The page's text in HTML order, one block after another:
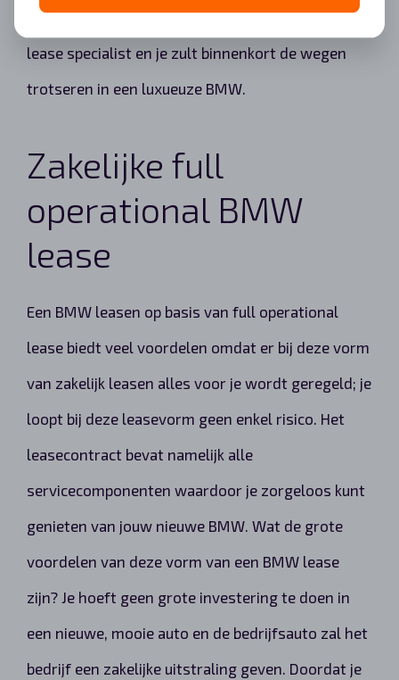
leasen? Neem dan contact op met onze BMW
lease specialist en je zult binnenkort de wegen
trotseren in een luxueuze BMW.
Zakelijke full
operational BMW
lease
Een BMW leasen op basis van full operational
lease biedt veel voordelen omdat er bij deze vorm
van zakelijk leasen alles voor je wordt geregeld; je
loopt bij deze leasevorm geen enkel risico. Het
leasecontract bevat namelijk alle
servicecomponenten waardoor je zorgeloos kunt
genieten van jouw nieuwe BMW. Wat de grote
voordelen van deze vorm van een BMW lease
zijn? Je hoeft geen grote investering te doen in
een nieuwe, mooie auto en de bedrijfsauto zal het
bedrijf een zakelijke uitstraling geven. Doordat je